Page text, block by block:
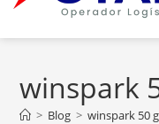
winspark
> Blog > winspark 50